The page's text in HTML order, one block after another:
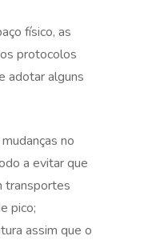
físico, as
protocolos
adotar alguns
no
a evitar que
transportes
pico;
assim que o